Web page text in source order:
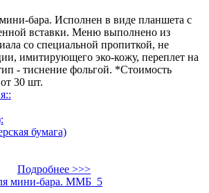
бара. Исполнен в виде планшета с
вставки. Меню выполнено из
со специальной пропиткой, не
имитирующего эко-кожу, переплет на
- тиснение фольгой. *Стоимость
30 шт.
бумага)
Подробнее >>>
мини-бара. ММБ_5